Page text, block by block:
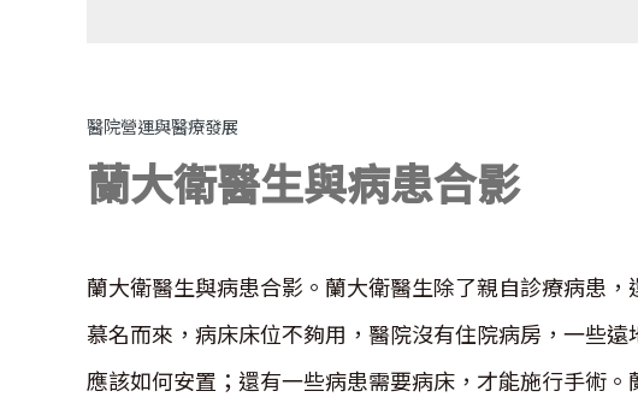
醫院營運與醫療發展
蘭大衛醫生與病患合影
蘭大衛醫生與病患合影。蘭大衛醫生除了親自診療病患
慕名而來，病床床位不夠用，醫院沒有住院病房，一些
應該如何安置；還有一些病患需要病床，才能施行手術